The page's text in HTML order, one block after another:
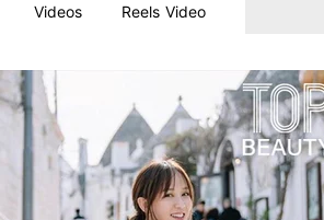
Videos Reels Video